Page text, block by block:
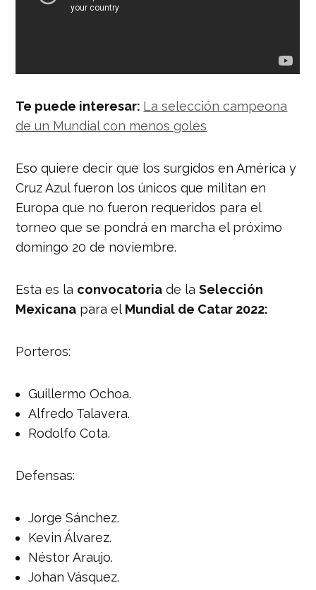
Te puede interesar: La selección campeona
de un Mundial con menos goles
Eso quiere decir que los surgidos en América y
Cruz Azul fueron los únicos que militan en
Europa que no fueron requeridos para el
torneo que se pondrá en marcha el próximo
domingo 20 de noviembre.
Esta es la convocatoria de laSelección
Mexicana para elMundial de Catar 2022:
Porteros:
Guillermo Ochoa.
Alfredo Talavera.
Rodolfo Cota.
Defensas:
Jorge Sánchez.
Kevin Álvarez.
Néstor Araujo.
Johan Vásquez.